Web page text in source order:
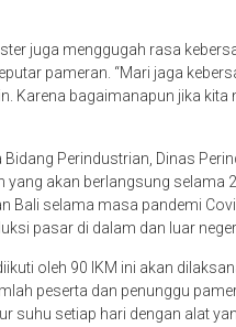
juga menggugah rasa
pameran. “Mari jaga
Karena bagaimanapun jika
Bidang Perindustrian, Dinas
yang akan berlangsung selama
Bali selama masa pandemi
pasar di dalam dan luar
oleh 90 IKM ini akan
peserta dan penunggu
suhu setiap hari dengan alat